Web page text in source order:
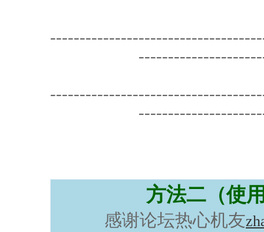
方法二（使
感谢论坛热心机友